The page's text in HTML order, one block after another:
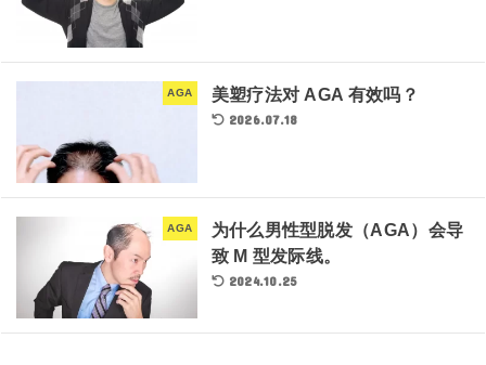
AGA 美塑疗法对 AGA 有效吗？
2026.07.18
AGA
为什么男性型脱发（AGA）会导
致 M 型发际线。
2024.10.25